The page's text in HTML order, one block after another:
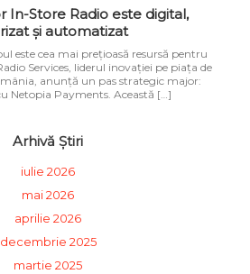
In-Store Radio este digital,
și automatizat
este cea mai prețioasă resursă pentru
Services, liderul inovației pe piața de
anunță un pas strategic major:
Netopia Payments. Această […]
Arhivă Știri
iulie 2026
mai 2026
aprilie 2026
decembrie 2025
martie 2025